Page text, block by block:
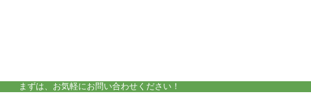
まずは、お気軽にお問い合わせください！